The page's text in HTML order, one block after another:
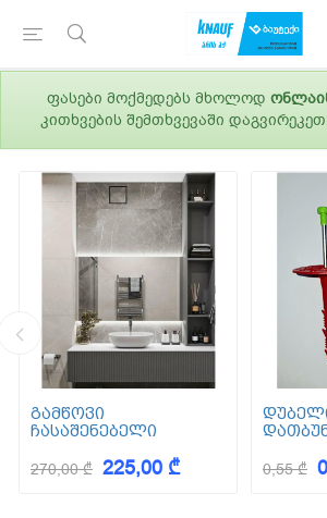
ფასები მოქმედებს მხოლოდ
კითხვების შემთხვევაში
გამწოვი
ჩასაშენებელი
270,00 ₾ 225,00 ₾ 0,55 ₾